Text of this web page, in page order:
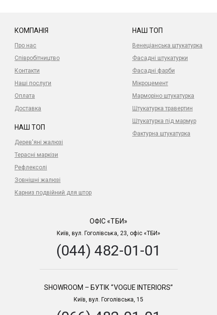
КОМПАНІЯ
Про нас
Співробітництво
Контакти
Наші послуги
Оплата
Доставка
НАШ ТОП
Венеціанська штукатурка
Фасадні штукатурки
Фасадні фарби
Мікроцемент
Марморіно штукатурка
Штукатурка травертин
Штукатурка під мармур
Фактурна штукатурка
НАШ ТОП
Дерев'яні жалюзі
Терасні маркізи
Рефлексолі
Зовнішні жалюзі
Карниз подвійний для штор
ОФІС «ТБИ»
Київ, вул. Гоголівська, 23, офіс «ТБИ»
(044) 482-01-01
SHOWROOM – БУТІК “VOGUE INTERIORS”
Київ, вул. Гоголівська, 15